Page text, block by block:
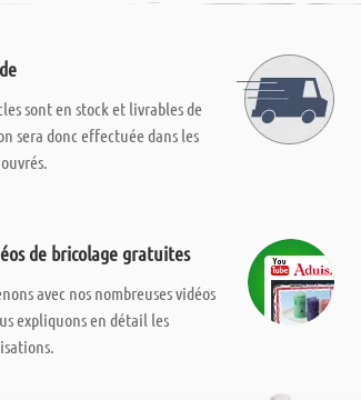
sont en stock et livrables de
sera donc effectuée dans les
de bricolage gratuites
avec nos nombreuses vidéos
expliquons en détail les